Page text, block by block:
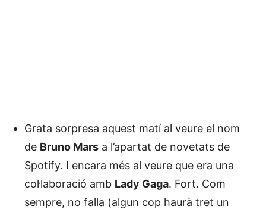
Grata sorpresa aquest matí al veure el nom
de Bruno Mars a l’apartat de novetats de
Spotify. I encara més al veure que era una
col·laboració amb Lady Gaga. Fort. Com
sempre, no falla (algun cop haurà tret un